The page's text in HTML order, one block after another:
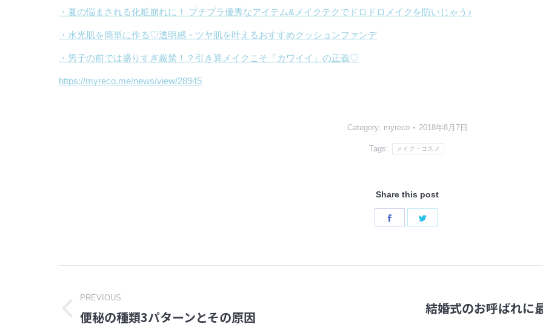
・夏の悩まされる化粧崩れに！ プチプラ優秀なアイテム&メイクテクでドロドロメイクを防いじゃう♪
・水光肌を簡単に作る♡透明感・ツヤ肌を叶えるおすすめクッションファンデ
・男子の前では盛りすぎ厳禁！？引き算メイクこそ「カワイイ」の正義♡
https://myreco.me/news/view/28945
Category: myreco 2018年8月7日
Tags: メイク・コスメ
Share this post
Share
Post
navigation
PREVIOUS
Previous
便秘の種類3パターンとその原因
Next
結婚式のお呼ばれに